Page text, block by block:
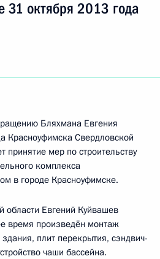
31 октября 2013 года
Бляхмана Евгения
Красноуфимска Свердловской
принятие мер по строительству
комплекса
в городе Красноуфимске.
области Евгений Куйвашев
время произведён монтаж
плит перекрытия, сэндвич-
чаши бассейна.